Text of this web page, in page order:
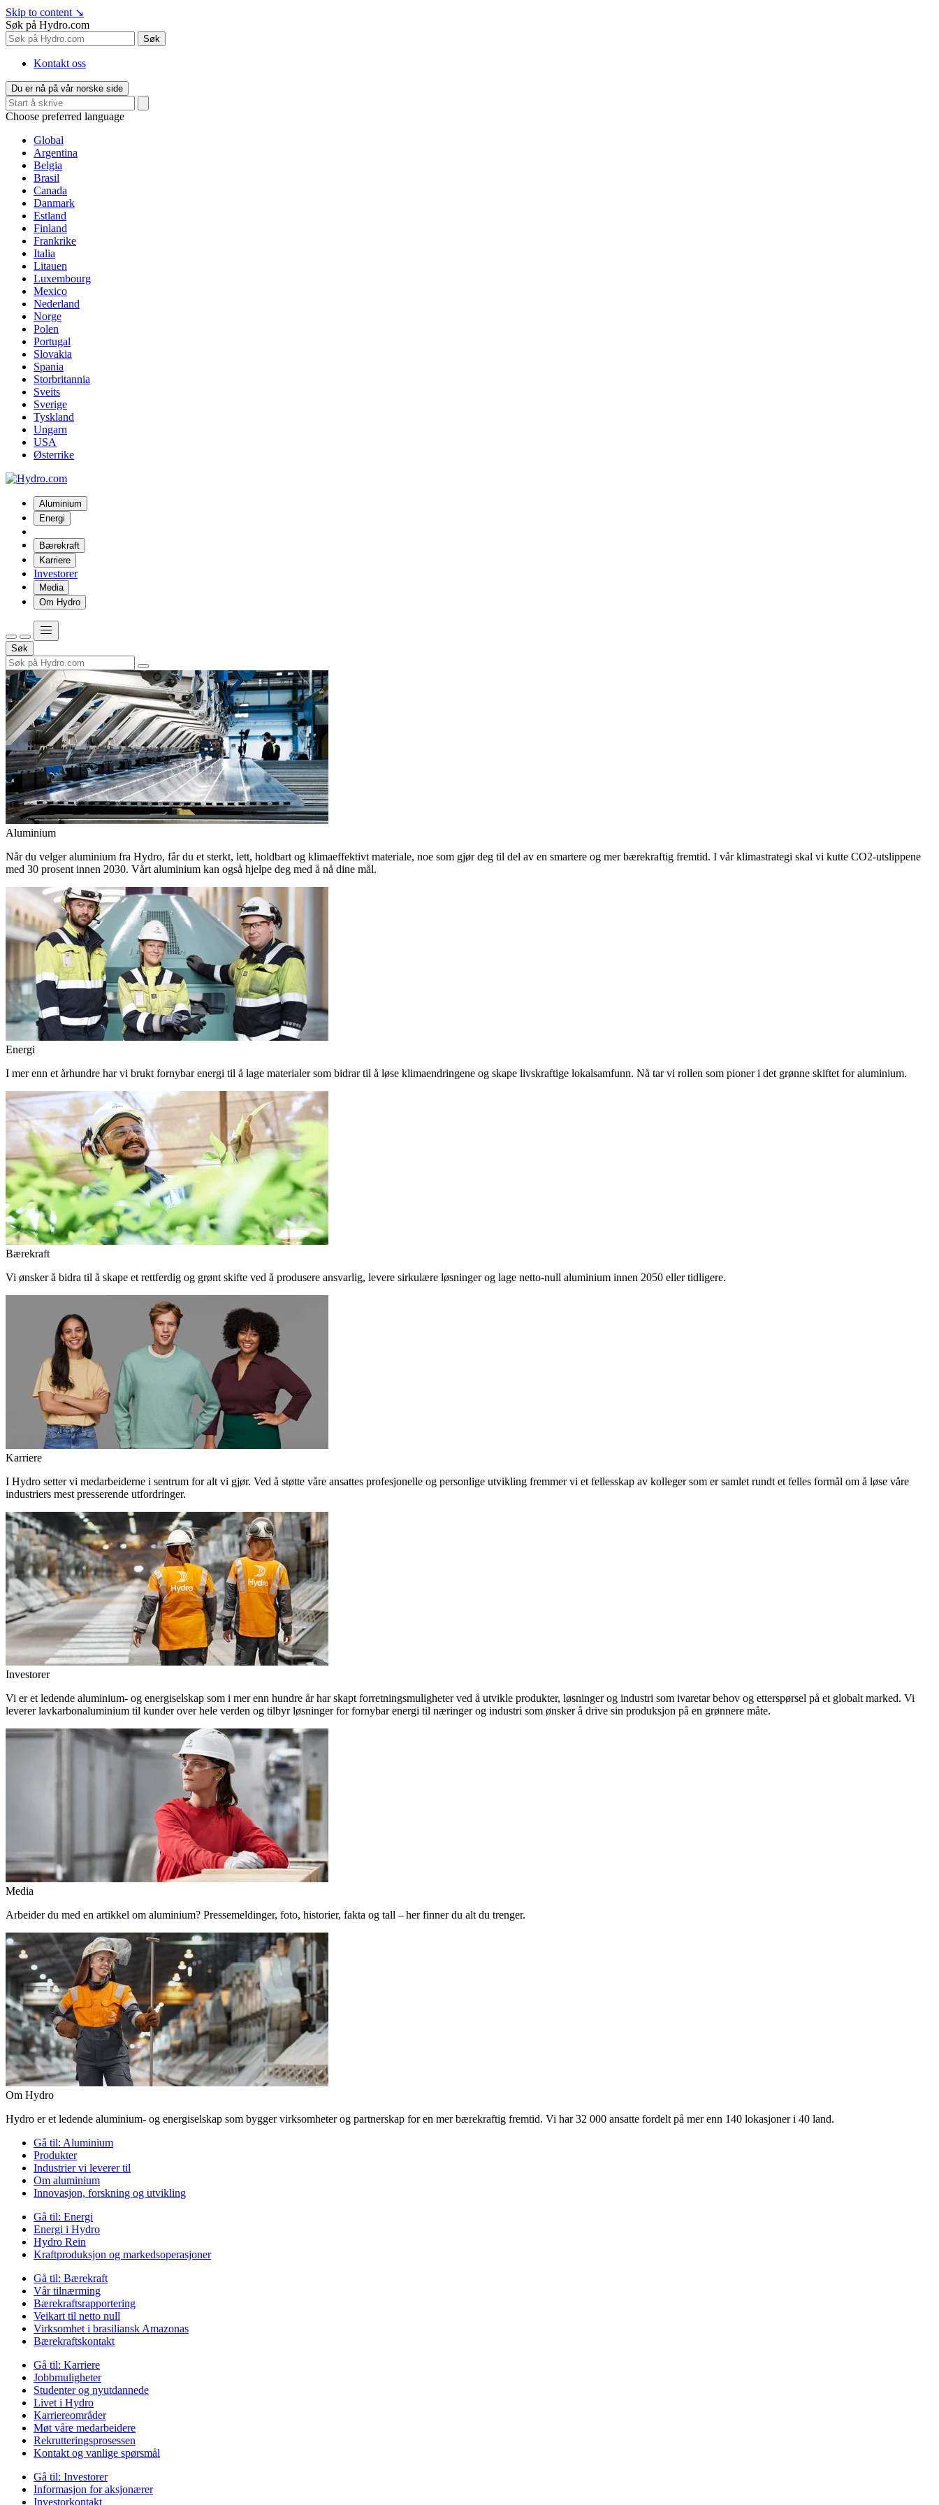
Skip to content ↘
Søk på Hydro.com
Søk
Kontakt oss
Du er nå på vår norske side
Choose preferred language
Global
Argentina
Belgia
Brasil
Canada
Danmark
Estland
Finland
Frankrike
Italia
Litauen
Luxembourg
Mexico
Nederland
Norge
Polen
Portugal
Slovakia
Spania
Storbritannia
Sveits
Sverige
Tyskland
Ungarn
USA
Østerrike
Aluminium
Energi
Bærekraft
Karriere
Investorer
Media
Om Hydro
Søk
Aluminium
Når du velger aluminium fra Hydro, får du et sterkt, lett, holdbart og klimaeffektivt materiale, noe som gjør deg til del av en smartere og mer bærekraftig fremtid. I vår klimastrategi skal vi kutte CO2-utslippene
med 30 prosent innen 2030. Vårt aluminium kan også hjelpe deg med å nå dine mål.
Energi
I mer enn et århundre har vi brukt fornybar energi til å lage materialer som bidrar til å løse klimaendringene og skape livskraftige lokalsamfunn. Nå tar vi rollen som pioner i det grønne skiftet for aluminium.
Bærekraft
Vi ønsker å bidra til å skape et rettferdig og grønt skifte ved å produsere ansvarlig, levere sirkulære løsninger og lage netto-null aluminium innen 2050 eller tidligere.
Karriere
I Hydro setter vi medarbeiderne i sentrum for alt vi gjør. Ved å støtte våre ansattes profesjonelle og personlige utvikling fremmer vi et fellesskap av kolleger som er samlet rundt et felles formål om å løse våre
industriers mest presserende utfordringer.
Investorer
Vi er et ledende aluminium- og energiselskap som i mer enn hundre år har skapt forretningsmuligheter ved å utvikle produkter, løsninger og industri som ivaretar behov og etterspørsel på et globalt marked. Vi
leverer lavkarbonaluminium til kunder over hele verden og tilbyr løsninger for fornybar energi til næringer og industri som ønsker å drive sin produksjon på en grønnere måte.
Media
Arbeider du med en artikkel om aluminium? Pressemeldinger, foto, historier, fakta og tall – her finner du alt du trenger.
Om Hydro
Hydro er et ledende aluminium- og energiselskap som bygger virksomheter og partnerskap for en mer bærekraftig fremtid. Vi har 32 000 ansatte fordelt på mer enn 140 lokasjoner i 40 land.
Gå til: Aluminium
Produkter
Industrier vi leverer til
Om aluminium
Innovasjon, forskning og utvikling
Gå til: Energi
Energi i Hydro
Hydro Rein
Kraftproduksjon og markedsoperasjoner
Gå til: Bærekraft
Vår tilnærming
Bærekraftsrapportering
Veikart til netto null
Virksomhet i brasiliansk Amazonas
Bærekraftskontakt
Gå til: Karriere
Jobbmuligheter
Studenter og nyutdannede
Livet i Hydro
Karriereområder
Møt våre medarbeidere
Rekrutteringsprosessen
Kontakt og vanlige spørsmål
Gå til: Investorer
Informasjon for aksjonærer
Investorkontakt